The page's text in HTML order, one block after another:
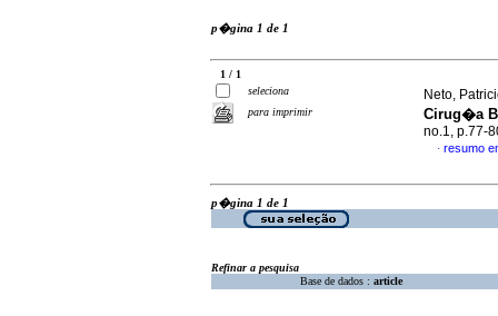
p�gina 1 de 1
1 / 1
seleciona
para imprimir
Neto,
Cirug�a
no.1, p.77-
· resumo
p�gina 1 de 1
Refinar a pesquisa
Base de dados : article